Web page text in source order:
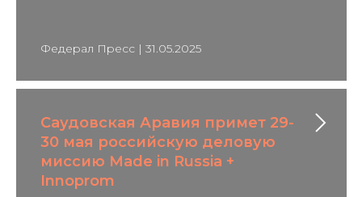
Федерал Пресс | 31.05.2025
Саудовская Аравия примет 29-
30 мая российскую деловую
миссию Made in Russia +
Innoprom